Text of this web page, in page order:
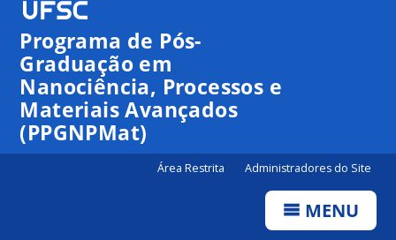
Programa de Pós-
Graduação em
Nanociência, Processos e
Materiais Avançados
(PPGNPMat)
Área Restrita Administradores do Site
MENU